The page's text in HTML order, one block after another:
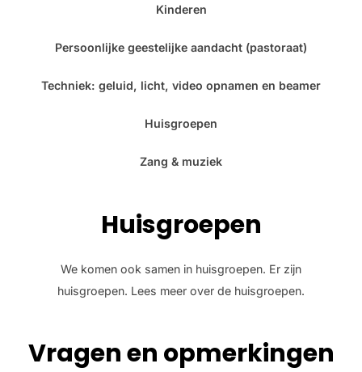
Kinderen
Persoonlijke geestelijke aandacht (pastoraat)
Techniek: geluid, licht, video opnamen en beamer
Huisgroepen
Zang & muziek
Huisgroepen
We komen ook samen in huisgroepen. Er zijn
huisgroepen. Lees meer over de huisgroepen.
Vragen en opmerkingen